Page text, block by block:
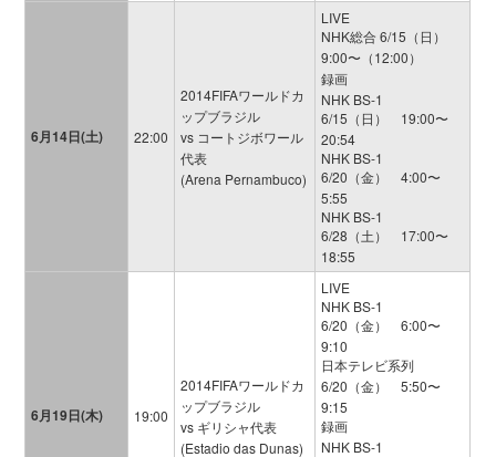
6月14日(土) 22:00
2014FIFAワールドカ
ップブラジル
vs コートジボワール
代表
(Arena Pernambuco)
LIVE
NHK総合 6/15（日）
9:00〜（12:00）
録画
NHK BS-1
6/15（日） 19:00〜
20:54
NHK BS-1
6/20（金） 4:00〜
5:55
NHK BS-1
6/28（土） 17:00〜
18:55
6月19日(木) 19:00
2014FIFAワールドカ
ップブラジル
vs ギリシャ代表
(Estadio das Dunas)
LIVE
NHK BS-1
6/20（金） 6:00〜
9:10
日本テレビ系列
6/20（金） 5:50〜
9:15
録画
NHK BS-1